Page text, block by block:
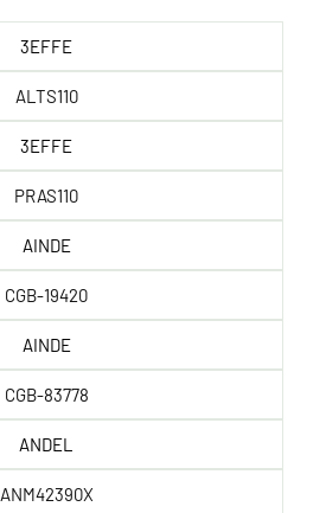
3EFFE
ALTS110
3EFFE
PRAS110
AINDE
CGB-19420
AINDE
CGB-83778
ANDEL
ANM42390X